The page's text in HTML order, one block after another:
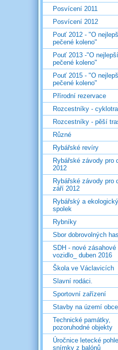
Posvícení 2011
Posvícení 2012
Pouť 2012 - "O
pečené koleno"
Pouť 2013 -"O nejlepší
pečené koleno"
Pouť 2015 - "O
pečené koleno"
Přírodní rezervace
Rozcestníky -
Rozcestníky - pěší
Různé
Rybářské revíry
Rybářské závody pro
2012
Rybářské závody pro
září 2012
Rybářský a ekologický
spolek
Rybníky
Sbor dobrovolných
SDH - nové zásahové
vozidlo_ duben 2016
Škola ve Václavicích
Slavní rodáci.
Sportovní zařízení
Stavby na území obce
Technické památky,
pozoruhodné objekty
Úročnice letecké
snímky z balónů